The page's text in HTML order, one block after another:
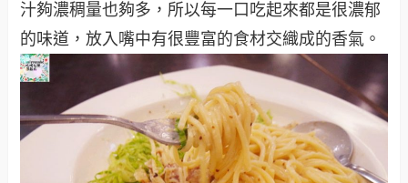
汁夠濃稠量也夠多，所以每一口吃起來都是很濃郁
的味道，放入嘴中有很豐富的食材交織成的香氣。